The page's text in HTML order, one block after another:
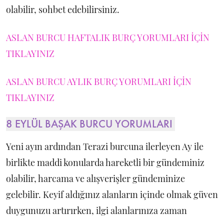
olabilir, sohbet edebilirsiniz.
ASLAN BURCU HAFTALIK BURÇ YORUMLARI İÇİN
TIKLAYINIZ
ASLAN BURCU AYLIK BURÇ YORUMLARI İÇİN
TIKLAYINIZ
8 EYLÜL BAŞAK BURCU YORUMLARI
Yeni ayın ardından Terazi burcuna ilerleyen Ay ile
birlikte maddi konularda hareketli bir gündeminiz
olabilir, harcama ve alışverişler gündeminize
gelebilir. Keyif aldığınız alanların içinde olmak güven
duygunuzu artırırken, ilgi alanlarınıza zaman